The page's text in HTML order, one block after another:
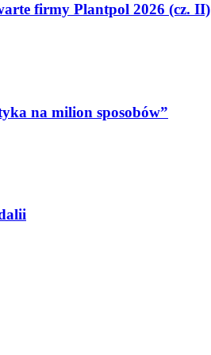
firmy Plantpol 2026 (cz. II)
na milion sposobów”